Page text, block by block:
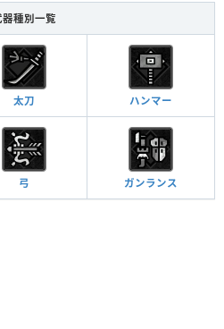
器種別一覧
太刀 ハンマー
弓 ガンランス